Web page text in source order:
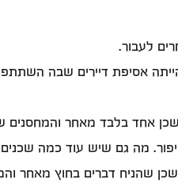
לעבור.
אסיפת דיירים שבה
דברים בחוץ מאחר